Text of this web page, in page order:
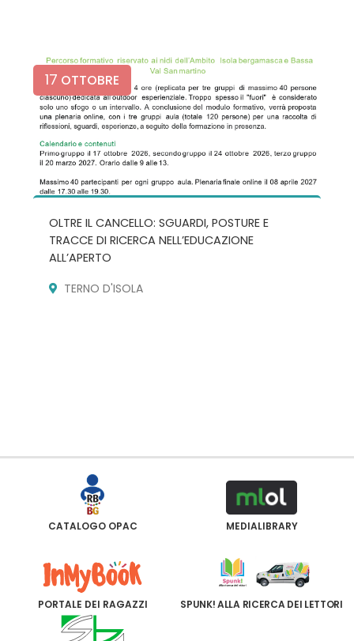
17 OTTOBRE
OLTRE IL CANCELLO: SGUARDI, POSTURE E
TRACCE DI RICERCA NELL’EDUCAZIONE
ALL’APERTO
TERNO D'ISOLA
CATALOGO OPAC MEDIALIBRARY
PORTALE DEI RAGAZZI SPUNK! ALLA RICERCA DEI LETTORI